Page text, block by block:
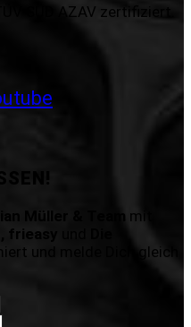
SÜD AZAV zertifiziert.
Müller & Team mit
frieasy
und melde Dich gleich